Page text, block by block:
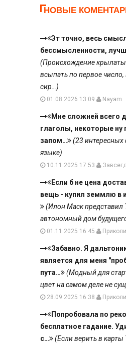
НОВЫЕ
Эт точно, весь
бессмысленности,
(Происхождение
всыпать по первое
сир…)
01.08.2026 13:09 Nayam
Мне сложней всего
глаголы, некоторые
запом…
(23 интересных
языке)
10.11.2025 17:53
Если б не цена
вещь - купил земмлю в
(Илон Маск представил
автономный дом
01.11.2025 16:45
Забавно. Я
является для меня
пута…
(Модный для
цвет на самом деле не
28.09.2025 16:38
Попробовала по
бесплатное гадание.
с…
(Если верить в карты